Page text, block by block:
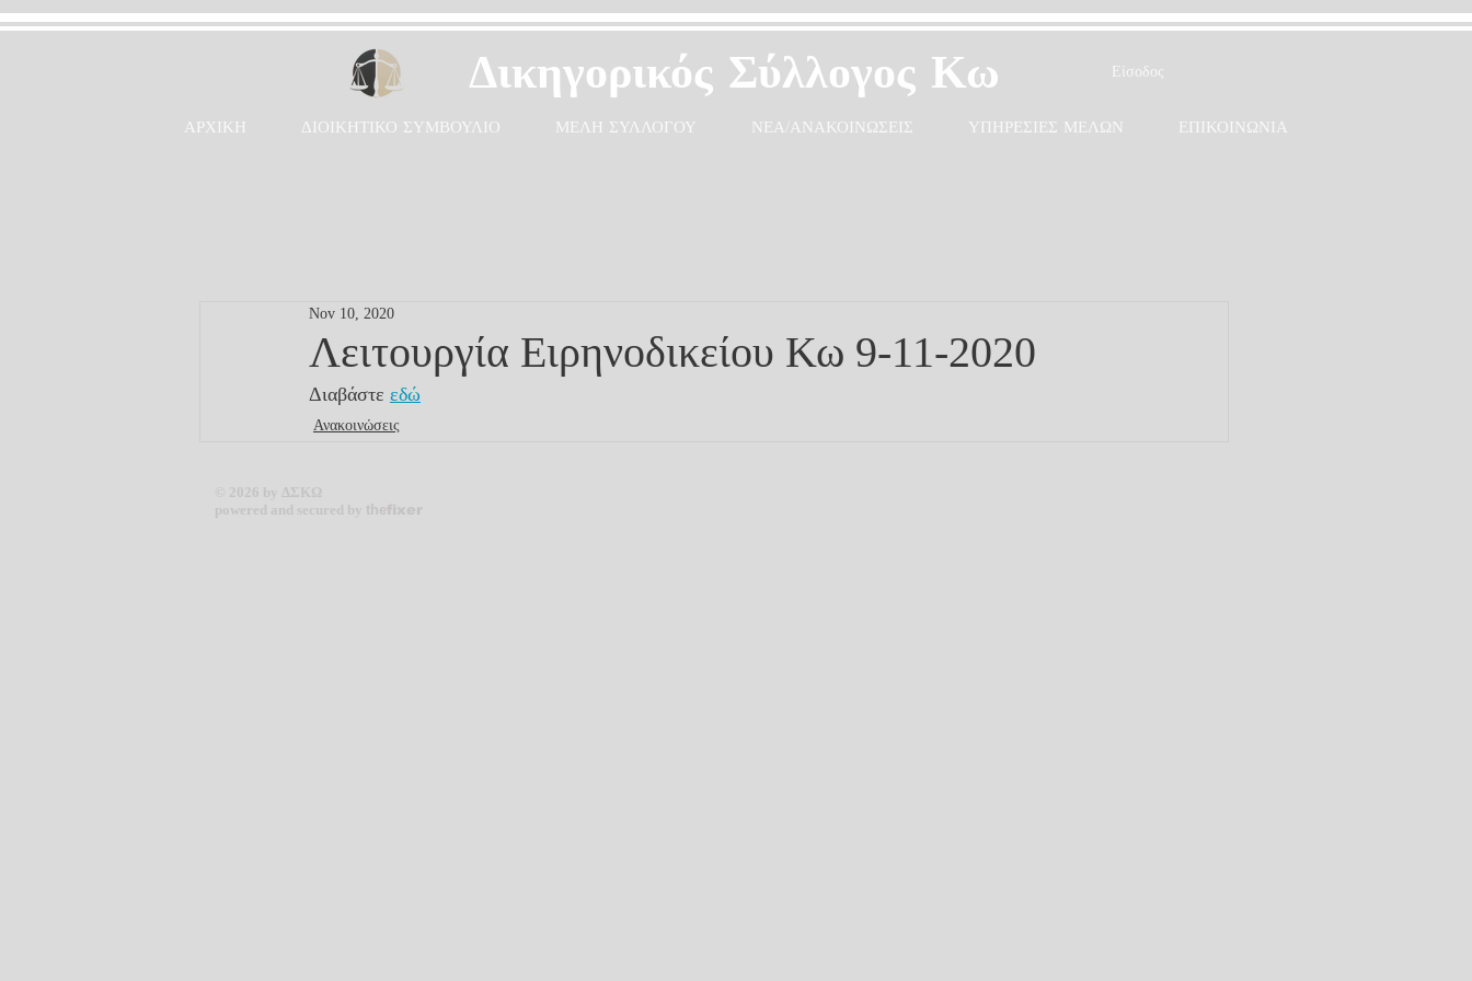
Δικηγορικός Σύλλογος Κω Είσοδος
ΑΡΧΙΚΗ ΔΙΟΙΚΗΤΙΚΟ ΣΥΜΒΟΥΛΙΟ ΜΕΛΗ ΣΥΛΛΟΓΟΥ ΝΕΑ/ΑΝΑΚΟΙΝΩΣΕΙΣ ΥΠΗΡΕΣΙΕΣ ΜΕΛΩΝ ΕΠΙΚΟΙΝΩΝΙΑ
Λειτουργία Ειρηνοδικείου Κω 9-11-2020
Nov 10, 2020
Διαβάστε εδώ
Ανακοινώσεις
© 2026 by ΔΣΚΩ
powered and secured by thefixer